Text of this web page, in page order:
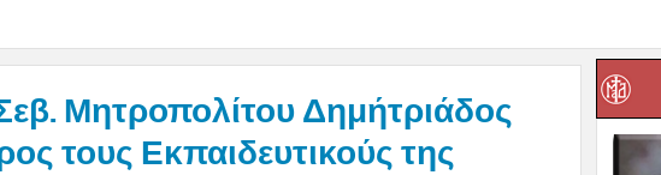
Μητροπολίτου Δημήτριάδος
τους Εκπαιδευτικούς της